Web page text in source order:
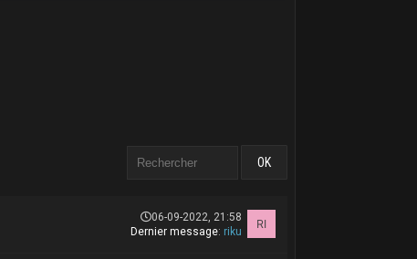
06-09-2022, 21:58
Dernier message: riku